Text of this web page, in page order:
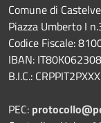
Comune di
Piazza Umberto I
Codice Fiscale:
IBAN:
B.I.C.: CRPPIT2PXXX
PEC: